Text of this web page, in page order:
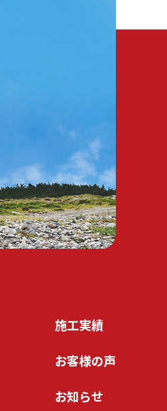
施工実績
お客様の声
お知らせ